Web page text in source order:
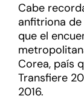
Cabe
anfitriona
que el
Corea, país
Transfiere
2016.